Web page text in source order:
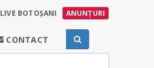
LIVE BOTOȘANI ANUNȚURI
CONTACT